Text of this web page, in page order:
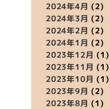
2024年4月 (2)
2024年3月 (2)
2024年2月 (2)
2024年1月 (2)
2023年12月 (1)
2023年11月 (1)
2023年10月 (1)
2023年9月 (2)
2023年8月 (1)